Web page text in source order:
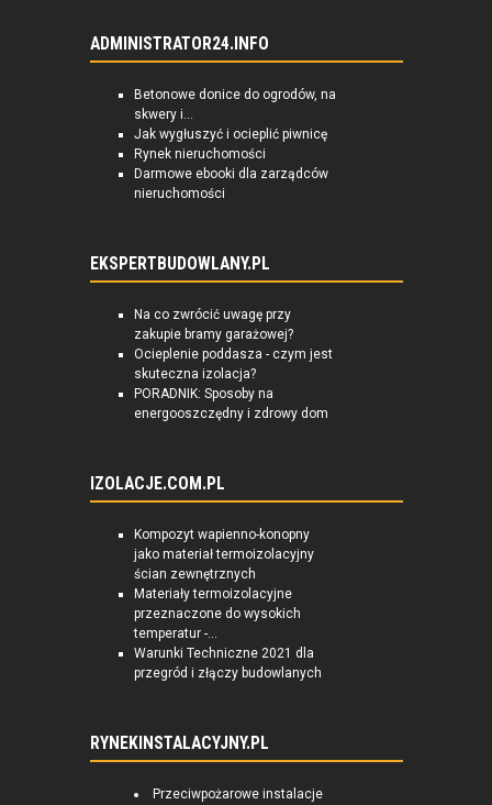
ADMINISTRATOR24.INFO
Betonowe donice do ogrodów, na
skwery i...
Jak wygłuszyć i ocieplić piwnicę
Rynek nieruchomości
Darmowe ebooki dla zarządców
nieruchomości
EKSPERTBUDOWLANY.PL
Na co zwrócić uwagę przy
zakupie bramy garażowej?
Ocieplenie poddasza - czym jest
skuteczna izolacja?
PORADNIK: Sposoby na
energooszczędny i zdrowy dom
IZOLACJE.COM.PL
Kompozyt wapienno-konopny
jako materiał termoizolacyjny
ścian zewnętrznych
Materiały termoizolacyjne
przeznaczone do wysokich
temperatur -...
Warunki Techniczne 2021 dla
przegród i złączy budowlanych
RYNEKINSTALACYJNY.PL
Przeciwpożarowe instalacje